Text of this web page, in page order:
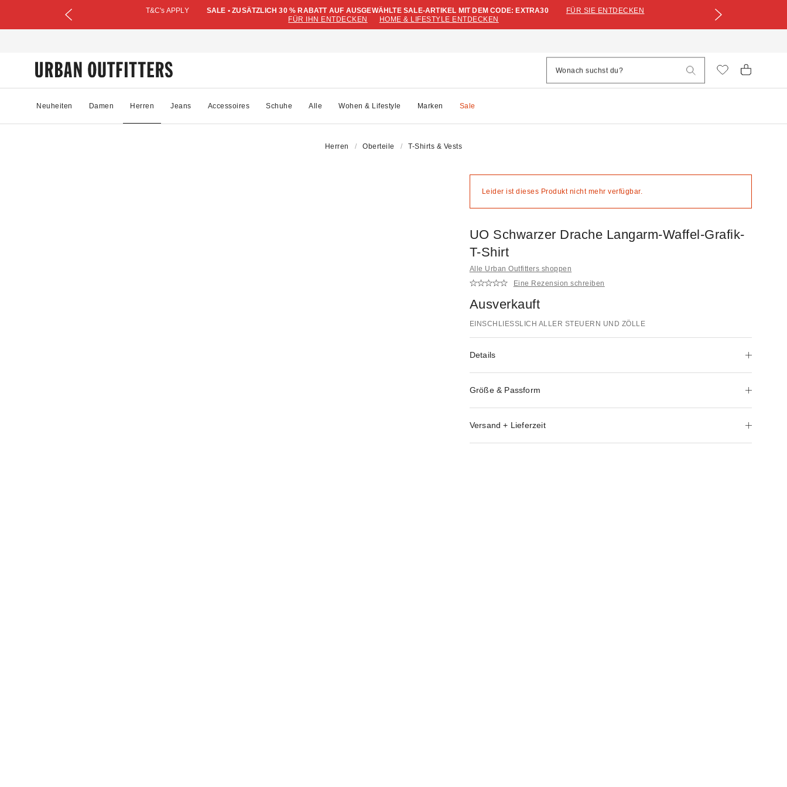
T&C's APPLY SALE • ZUSÄTZLICH 30 % RABATT AUF AUSGEWÄHLTE SALE-ARTIKEL MIT DEM CODE: EXTRA30
FÜR SIE ENTDECKEN
FÜR IHN ENTDECKEN
HOME & LIFESTYLE ENTDECKEN
Neuheiten Damen Herren Jeans Accessoires Schuhe Alle Wohen & Lifestyle Marken Sale
Herren Oberteile T-Shirts & Vests
Leider ist dieses Produkt nicht mehr verfügbar.
UO Schwarzer Drache Langarm-Waffel-Grafik-
T-Shirt
Alle Urban Outfitters shoppen
Eine Rezension schreiben
Ausverkauft
EINSCHLIESSLICH ALLER STEUERN UND ZÖLLE
Details
Größe & Passform
Versand + Lieferzeit